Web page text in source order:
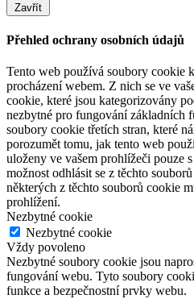
Zavřít
Přehled ochrany osobních údajů
Tento web používá soubory cookie
procházení webem. Z nich se ve
cookie, které jsou kategorizovány
nezbytné pro fungování základních
soubory cookie třetích stran, které
porozumět tomu, jak tento web
uloženy ve vašem prohlížeči pouze
možnost odhlásit se z těchto
některých z těchto souborů cookie
prohlížení.
Nezbytné cookie
Nezbytné cookie
Vždy povoleno
Nezbytné soubory cookie jsou
fungování webu. Tyto soubory
funkce a bezpečnostní prvky webu.